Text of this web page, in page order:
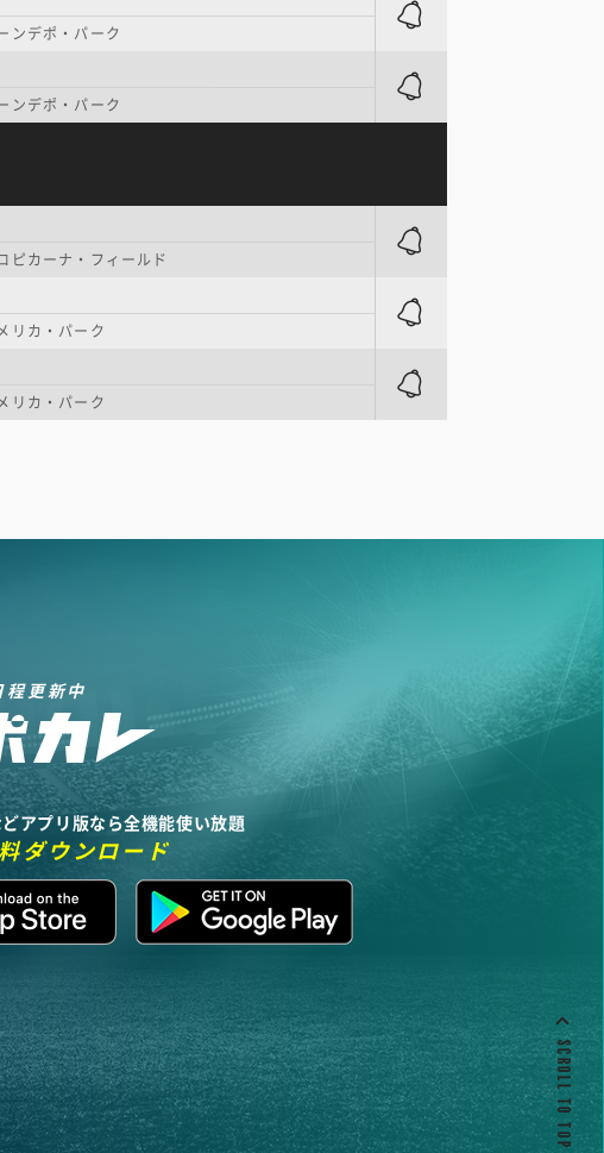
ンデポ・パーク
ンデポ・パーク
ピカーナ・フィールド
リカ・パーク
リカ・パーク
程更新中
アプリ版なら全機能使い放題
ダウンロード
SCROLL TO TOP